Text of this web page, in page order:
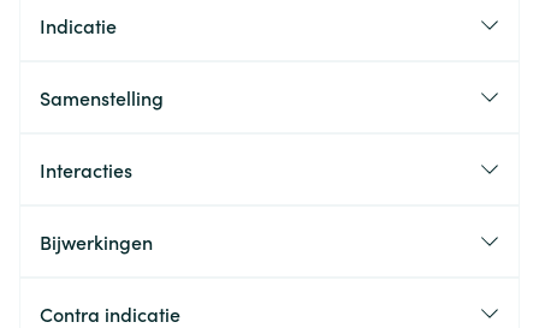
Indicatie
Samenstelling
Interacties
Bijwerkingen
Contra indicatie